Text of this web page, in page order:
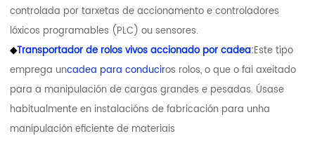
controlada por tarxetas de accionamento e controladores
lóxicos programables (PLC) ou sensores.
◆Transportador de rolos vivos accionado por cadea:Este tipo
emprega uncadea para conduciros rolos, o que o fai axeitado
para a manipulación de cargas grandes e pesadas. Úsase
habitualmente en instalacións de fabricación para unha
manipulación eficiente de materiais